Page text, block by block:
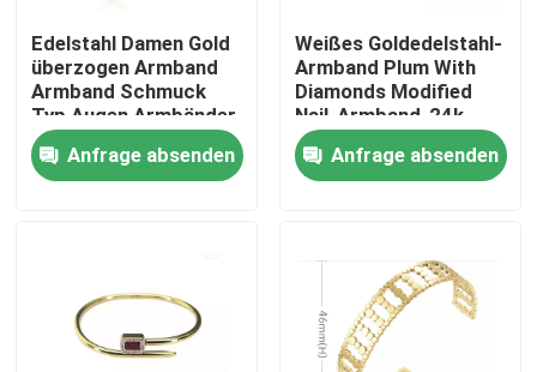
Kontakte
Edelstahl Damen Gold
überzogen Armband
Armband Schmuck
Typ Augen Armbänder
Armbänder
Anfrage absenden
Weißes Goldedelstahl-
Armband Plum With
Diamonds Modified
Nail-Armband-24k
Anfrage absenden